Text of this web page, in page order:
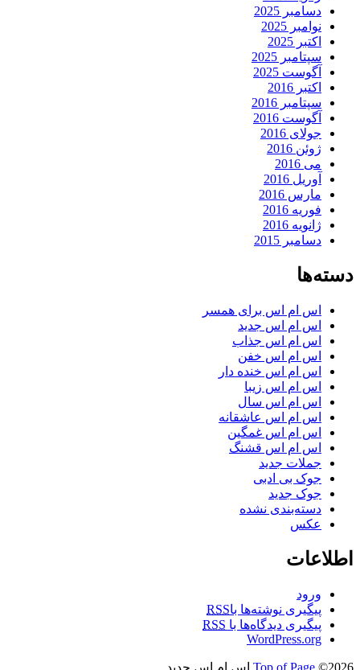
دسامبر 2025
نوامبر 2025
اکتبر 2025
سپتامبر 2025
آگوست 2025
اکتبر 2016
سپتامبر 2016
آگوست 2016
جولای 2016
ژوئن 2016
می 2016
آوریل 2016
مارس 2016
فوریه 2016
ژانویه 2016
دسامبر 2015
دسته‌ها
اس ام اس برای همسر
اس ام اس جدید
اس ام اس جذاب
اس ام اس خفن
اس ام اس خنده دار
اس ام اس زیبا
اس ام اس سال
اس ام اس عاشقانه
اس ام اس غمگین
اس ام اس قشنگ
جملات جدید
جوک بی ادبی
جوک جدید
دسته‌بندی نشده
عکس
اطلاعات
ورود
پیگیری نوشته‌ها باRSS
پیگیری دیدگاه‌ها با RSS
WordPress.org
Top of Page ©2026 اس ام اس جدید